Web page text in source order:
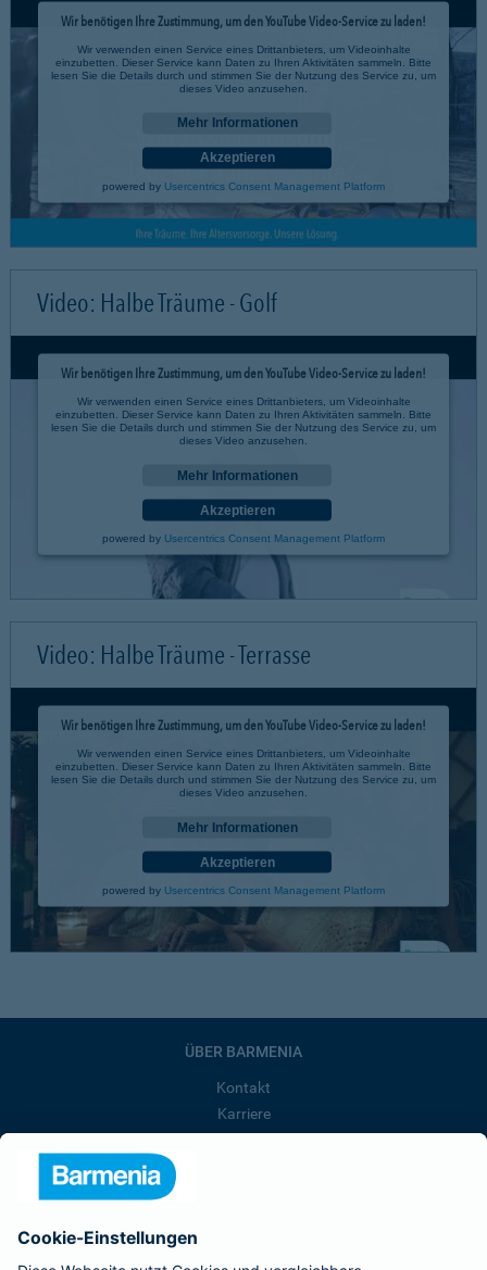
Wir benötigen Ihre Zustimmung, um den YouTube Video-Service zu laden!
Wir verwenden einen Service eines Drittanbieters, um Videoinhalte
einzubetten. Dieser Service kann Daten zu Ihren Aktivitäten sammeln. Bitte
lesen Sie die Details durch und stimmen Sie der Nutzung des Service zu, um
dieses Video anzusehen.
Mehr Informationen
Akzeptieren
powered by Usercentrics Consent Management Platform
Video: Halbe Träume - Golf
Wir benötigen Ihre Zustimmung, um den YouTube Video-Service zu laden!
Wir verwenden einen Service eines Drittanbieters, um Videoinhalte
einzubetten. Dieser Service kann Daten zu Ihren Aktivitäten sammeln. Bitte
lesen Sie die Details durch und stimmen Sie der Nutzung des Service zu, um
dieses Video anzusehen.
Mehr Informationen
Akzeptieren
powered by Usercentrics Consent Management Platform
Video: Halbe Träume - Terrasse
Wir benötigen Ihre Zustimmung, um den YouTube Video-Service zu laden!
Wir verwenden einen Service eines Drittanbieters, um Videoinhalte
einzubetten. Dieser Service kann Daten zu Ihren Aktivitäten sammeln. Bitte
lesen Sie die Details durch und stimmen Sie der Nutzung des Service zu, um
dieses Video anzusehen.
Mehr Informationen
Akzeptieren
powered by Usercentrics Consent Management Platform
ÜBER BARMENIA
Kontakt
Karriere
Barmenia ist Teil der BarmeniaGothaer